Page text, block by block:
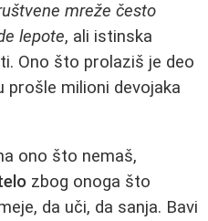
mreže često
lepote, ali istinska
Ono što prolaziš je deo
prošle milioni devojaka
ono što nemaš,
zbog onoga što
da uči, da sanja. Bavi